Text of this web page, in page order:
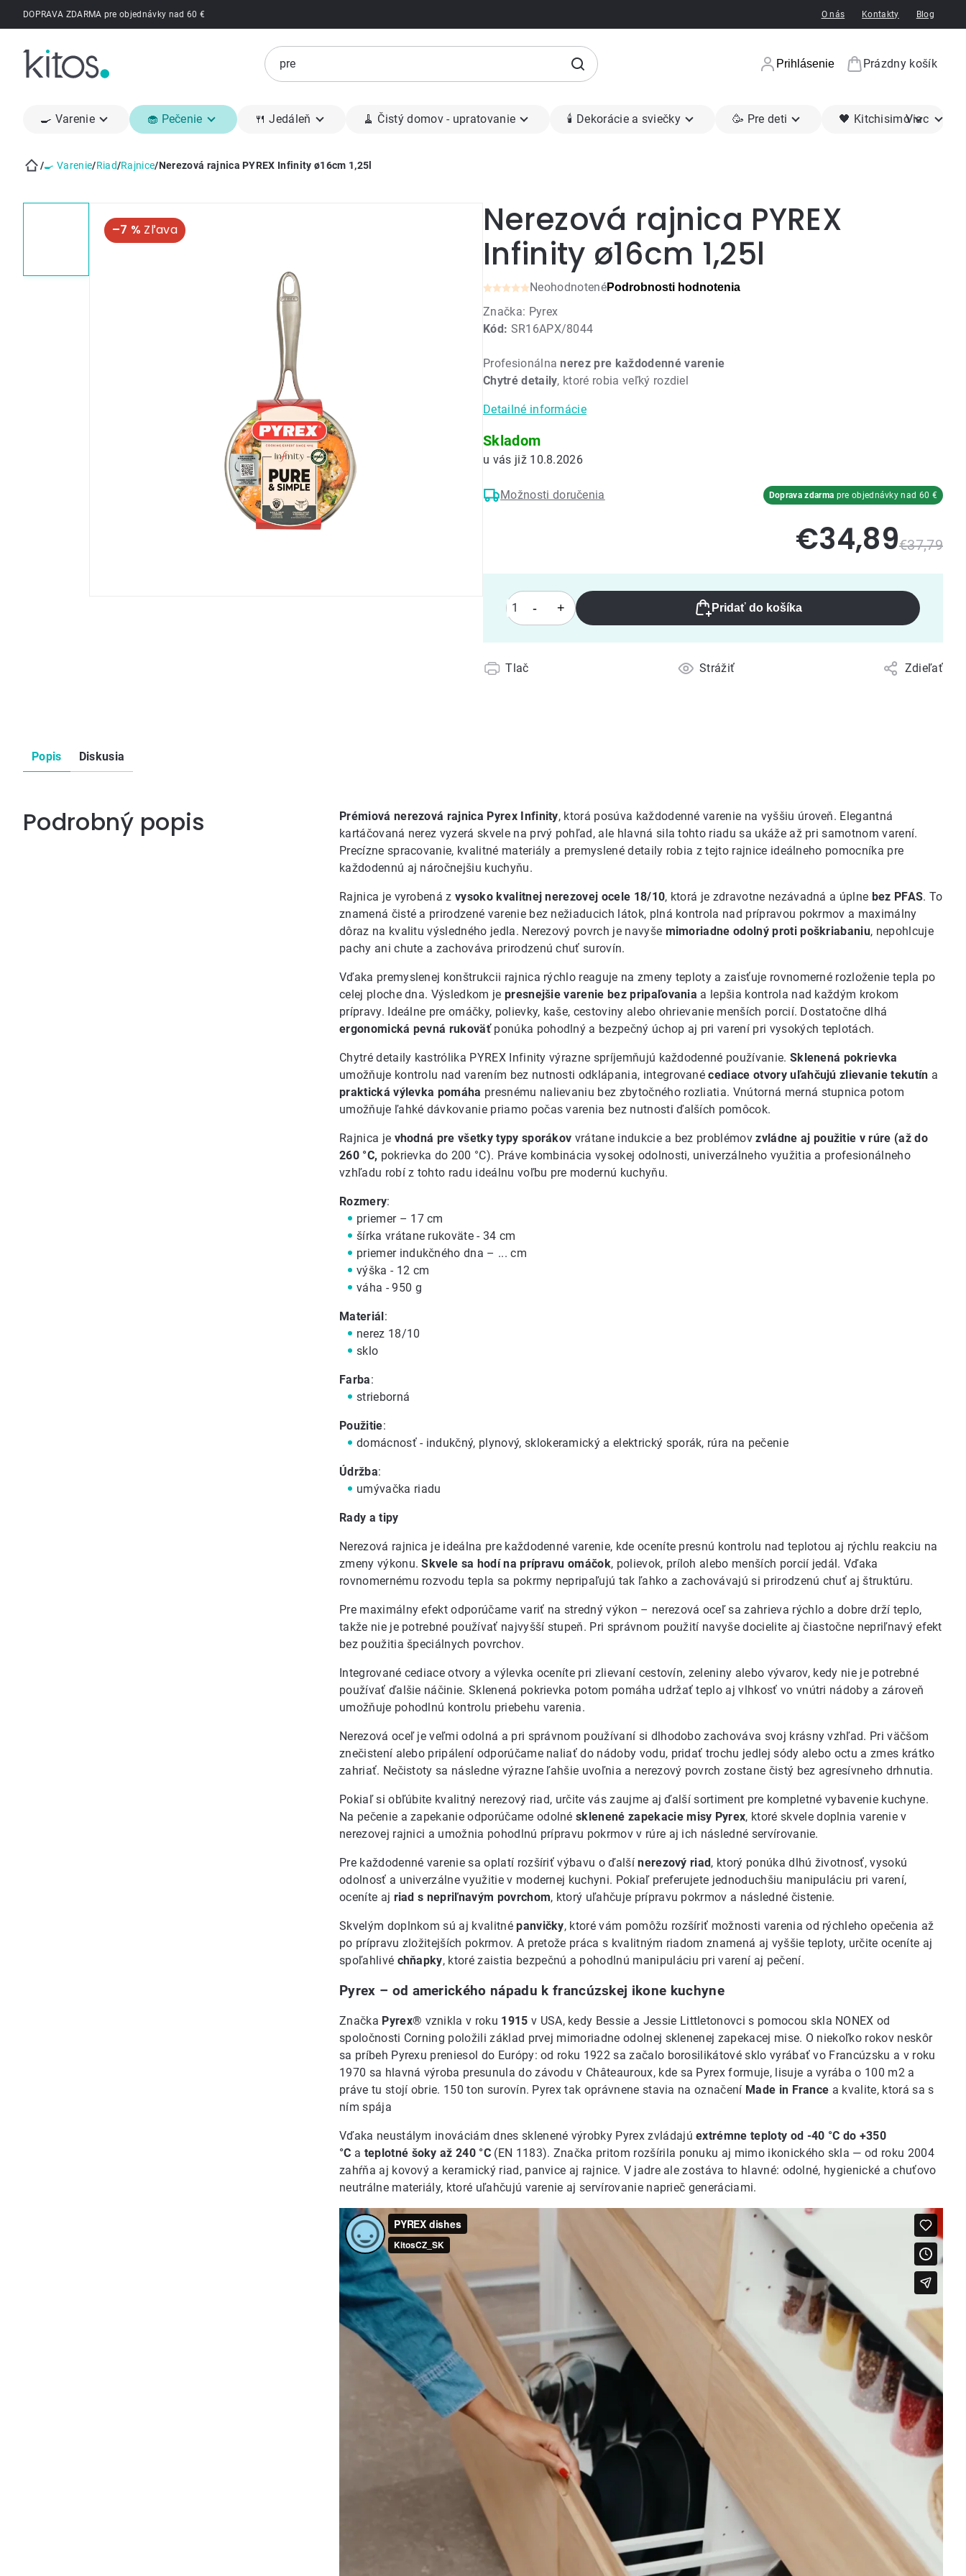
PrejsťDOPRAVA ZDARMA pre objednávky nad 60 € O nás Kontakty Blog
Prihlásenie
Nákupný
Prázdny košík
🍳 Varenie 🧁 Pečenie 🍴 Jedáleň 🧹 Čistý domov - upratovanie 🕯 Dekorácie a sviečky 🥳 Pre deti 🖤 KitchisimoViac
/🍳 Varenie/Riad/Rajnice/Nerezová rajnica PYREX Infinity ø16cm 1,25l
–7 %
Nerezová rajnica PYREX
Infinity ø16cm 1,25l
Kód: SR16APX/8044
Priemerné
hodnotenie
produktu
0,0
z
hviezdičiek.
NeohodnotenéPodrobnosti hodnotenia
Značka: Pyrex
Pridať do košíka
Profesionálna nerez pre každodenné varenie
Chytré detaily, ktoré robia veľký rozdiel
Detailné informácie
Tlač Strážiť Zdieľať
Skladom
10.8.2026
Možnosti doručenia Doprava zdarma pre objednávky nad 60 €
€37,79
€34,89
Popis Diskusia
Podrobný popis Prémiová nerezová rajnica Pyrex Infinity, ktorá posúva každodenné varenie na vyššiu úroveň. Elegantná
kartáčovaná nerez vyzerá skvele na prvý pohľad, ale hlavná sila tohto riadu sa ukáže až pri samotnom varení.
Precízne spracovanie, kvalitné materiály a premyslené detaily robia z tejto rajnice ideálneho pomocníka pre
každodennú aj náročnejšiu kuchyňu.
Rajnica je vyrobená zvysoko kvalitnej nerezovej ocele 18/10, ktorá je zdravotne nezávadná a úplne bez PFAS. To
znamená čisté a prirodzené varenie bez nežiaducich látok, plná kontrola nad prípravou pokrmov a maximálny
dôraz na kvalitu výsledného jedla. Nerezový povrch je navyše mimoriadne odolný proti poškriabaniu, nepohlcuje
pachy ani chute a zachováva prirodzenú chuť surovín.
Vďaka premyslenej konštrukcii rajnica rýchlo reaguje na zmeny teploty a zaisťuje rovnomerné rozloženie tepla po
celej ploche dna. Výsledkom je presnejšie varenie bez pripaľovania a lepšia kontrola nad každým krokom
prípravy. Ideálne pre omáčky, polievky, kaše, cestoviny alebo ohrievanie menších porcií. Dostatočne dlhá
ergonomická pevná rukoväťponúka pohodlný a bezpečný úchop aj pri varení pri vysokých teplotách.
Chytré detaily kastrólika PYREX Infinity výrazne spríjemňujú každodenné používanie. Sklenená pokrievka
umožňuje kontrolu nad varením bez nutnosti odklápania, integrovanécediace otvory uľahčujú zlievanie tekutín a
praktická výlevka pomáha presnému nalievaniu bez zbytočného rozliatia. Vnútorná merná stupnica potom
umožňuje ľahké dávkovanie priamo počas varenia bez nutnosti ďalších pomôcok.
Rajnica je vhodná pre všetky typy sporákov vrátane indukcie a bez problémovzvládne aj použitie v rúre (až do
260 °C, pokrievka do 200 °C). Práve kombinácia vysokej odolnosti, univerzálneho využitia a profesionálneho
vzhľadu robí z tohto radu ideálnu voľbu pre modernú kuchyňu.
Rozmery:
priemer – 17 cm
šírka vrátane rukoväte - 34 cm
priemer indukčného dna – ... cm
výška - 12 cm
váha - 950 g
Materiál:
nerez 18/10
sklo
Farba:
strieborná
Použitie:
domácnosť - indukčný, plynový, sklokeramický a elektrický sporák, rúra na pečenie
Údržba:
umývačka riadu
Rady a tipy
Nerezová rajnica je ideálna pre každodenné varenie, kde oceníte presnú kontrolu nad teplotou aj rýchlu reakciu na
zmeny výkonu.Skvele sa hodí na prípravu omáčok, polievok, príloh alebo menších porcií jedál. Vďaka
rovnomernému rozvodu tepla sa pokrmy nepripaľujú tak ľahko a zachovávajú si prirodzenú chuť aj štruktúru.
Pre maximálny efekt odporúčame variť na stredný výkon – nerezová oceľ sa zahrieva rýchlo a dobre drží teplo,
takže nie je potrebné používať najvyšší stupeň. Pri správnom použití navyše docielite aj čiastočne nepriľnavý efekt
bez použitia špeciálnych povrchov.
Integrované cediace otvory a výlevka oceníte pri zlievaní cestovín, zeleniny alebo vývarov, kedy nie je potrebné
používať ďalšie náčinie. Sklenená pokrievka potom pomáha udržať teplo aj vlhkosť vo vnútri nádoby a zároveň
umožňuje pohodlnú kontrolu priebehu varenia.
Nerezová oceľ je veľmi odolná a pri správnom používaní si dlhodobo zachováva svoj krásny vzhľad. Pri väčšom
znečistení alebo pripálení odporúčame naliať do nádoby vodu, pridať trochu jedlej sódy alebo octu a zmes krátko
zahriať. Nečistoty sa následne výrazne ľahšie uvoľnia a nerezový povrch zostane čistý bez agresívneho drhnutia.
Pokiaľ si obľúbite kvalitný nerezový riad, určite vás zaujme aj ďalší sortiment pre kompletné vybavenie kuchyne.
Na pečenie a zapekanie odporúčame odolnésklenené zapekacie misy Pyrex, ktoré skvele doplnia varenie v
nerezovej rajnici a umožnia pohodlnú prípravu pokrmov v rúre aj ich následné servírovanie.
Pre každodenné varenie sa oplatí rozšíriť výbavu o ďalšínerezový riad, ktorý ponúka dlhú životnosť, vysokú
odolnosť a univerzálne využitie v modernej kuchyni. Pokiaľ preferujete jednoduchšiu manipuláciu pri varení,
oceníte aj riad s nepriľnavým povrchom, ktorý uľahčuje prípravu pokrmov a následné čistenie.
Skvelým doplnkom sú aj kvalitnépanvičky, ktoré vám pomôžu rozšíriť možnosti varenia od rýchleho opečenia až
po prípravu zložitejších pokrmov. A pretože práca s kvalitným riadom znamená aj vyššie teploty, určite oceníte aj
spoľahlivé chňapky, ktoré zaistia bezpečnú a pohodlnú manipuláciu pri varení aj pečení.
Pyrex – od amerického nápadu k francúzskej ikone kuchyne
Značka Pyrex® vznikla v roku 1915 v USA, kedy Bessie a Jessie Littletonovci s pomocou skla NONEX od
spoločnosti Corning položili základ prvej mimoriadne odolnej sklenenej zapekacej mise. O niekoľko rokov neskôr
sa príbeh Pyrexu preniesol do Európy: od roku 1922 sa začalo borosilikátové sklo vyrábať vo Francúzsku a v roku
1970 sa hlavná výroba presunula do závodu v Châteauroux, kde sa Pyrex formuje, lisuje a vyrába o 100 m2 a
práve tu stojí obrie. 150 ton surovín. Pyrex tak oprávnene stavia na označení Made in France a kvalite, ktorá sa s
ním spája
Vďaka neustálym inováciám dnes sklenené výrobky Pyrex zvládajú extrémne teploty od -40 °C do +350
°C a teplotné šoky až 240 °C (EN 1183). Značka pritom rozšírila ponuku aj mimo ikonického skla — od roku 2004
zahŕňa aj kovový a keramický riad, panvice aj rajnice. V jadre ale zostáva to hlavné: odolné, hygienické a chuťovo
neutrálne materiály, ktoré uľahčujú varenie aj servírovanie naprieč generáciami.